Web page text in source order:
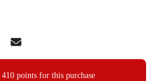
410 pointsfor this purchase